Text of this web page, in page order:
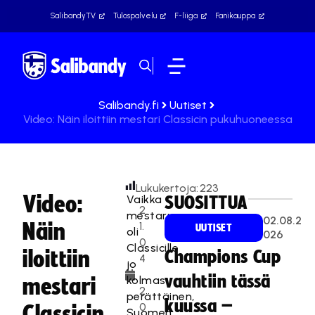
SalibandyTV Tulospalvelu F-liiga Fanikauppa
Salibandy.fi
Uutiset
Video: Näin iloittiin mestari Classicin pukuhuoneessa
Video:
Näin
iloittiin
mestari
2
1.
0
4
.
2
0
Lukukertoja:223
Vaikka
mestaruus
oli
Classicille
jo
kolmas
perättäinen,
SUOSITTUA
UUTISET
02.08.2
026
Champions Cup
vauhtiin tässä
kuussa –